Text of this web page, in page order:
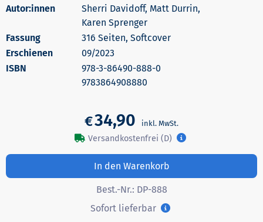
Autor:innen
Sherri Davidoff, Matt Durrin,
Karen Sprenger
316 Seiten, Softcover
Erschienen
09/2023
978-3-86490-888-0
9783864908880
€34,90
Versandkostenfrei (D)
In den Warenkorb
Best.-Nr.: DP-888
Sofort lieferbar